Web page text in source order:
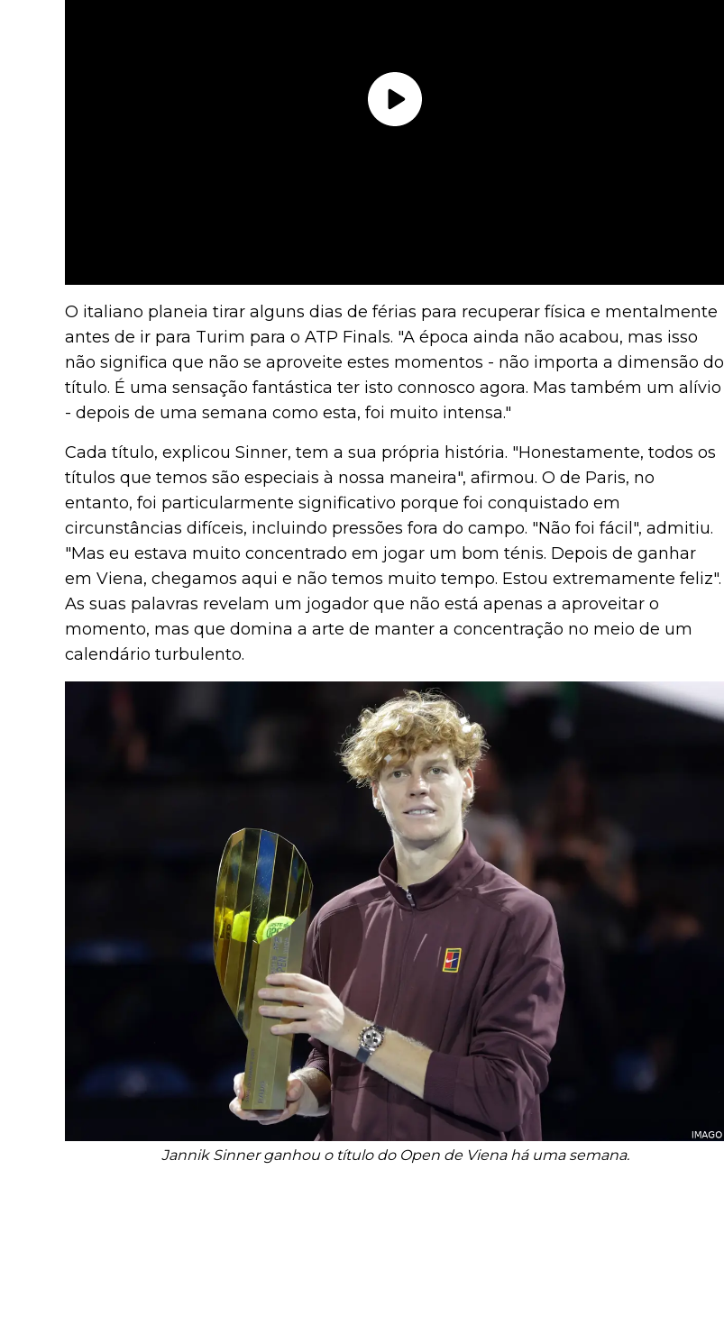
O italiano planeia tirar alguns dias de férias para recuperar física e mentalmente
antes de ir para Turim para o ATP Finals. "A época ainda não acabou, mas isso
não significa que não se aproveite estes momentos - não importa a dimensão do
título. É uma sensação fantástica ter isto connosco agora. Mas também um alívio
- depois de uma semana como esta, foi muito intensa."
Cada título, explicou Sinner, tem a sua própria história. "Honestamente, todos os
títulos que temos são especiais à nossa maneira", afirmou. O de Paris, no
entanto, foi particularmente significativo porque foi conquistado em
circunstâncias difíceis, incluindo pressões fora do campo. "Não foi fácil", admitiu.
"Mas eu estava muito concentrado em jogar um bom ténis. Depois de ganhar
em Viena, chegamos aqui e não temos muito tempo. Estou extremamente feliz".
As suas palavras revelam um jogador que não está apenas a aproveitar o
momento, mas que domina a arte de manter a concentração no meio de um
calendário turbulento.
Jannik Sinner ganhou o título do Open de Viena há uma semana.